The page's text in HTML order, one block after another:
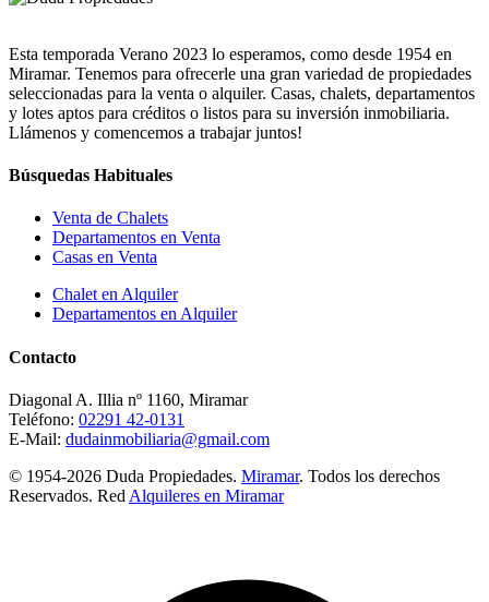
Esta temporada Verano 2023 lo esperamos, como desde 1954 en
Miramar. Tenemos para ofrecerle una gran variedad de propiedades
seleccionadas para la venta o alquiler. Casas, chalets, departamentos
y lotes aptos para créditos o listos para su inversión inmobiliaria.
Llámenos y comencemos a trabajar juntos!
Búsquedas Habituales
Venta de Chalets
Departamentos en Venta
Casas en Venta
Chalet en Alquiler
Departamentos en Alquiler
Contacto
Diagonal A. Illia nº 1160, Miramar
Teléfono: 02291 42-0131
E-Mail: dudainmobiliaria@gmail.com
© 1954-2026 Duda Propiedades. Miramar. Todos los derechos
Reservados. Red Alquileres en Miramar